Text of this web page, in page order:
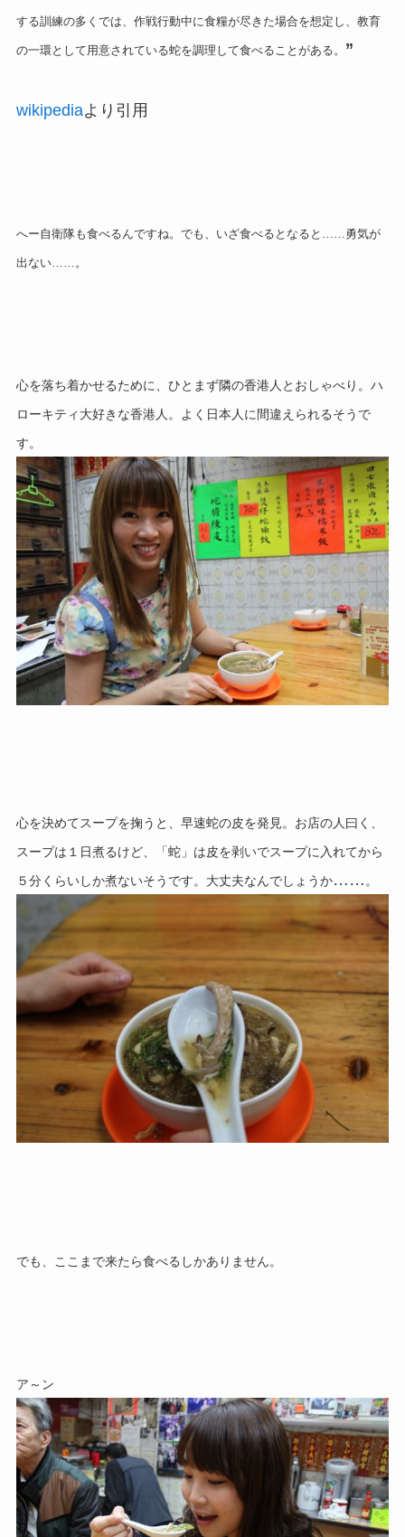
する訓練の多くでは、作戦行動中に食糧が尽きた場合を想定し、教育
の一環として用意されている蛇を調理して食べることがある。 ”
wikipediaより引用
へー自衛隊も食べるんですね。でも、いざ食べるとなると……勇気が
出ない……。
心を落ち着かせるために、ひとまず隣の香港人とおしゃべり。 ハ
ローキティ大好きな香港人。よく日本人に間違えられるそうで
す。
心を決めてスープを掬うと、早速蛇の皮を発見。 お店の人曰く、
スープは１日煮るけど、「蛇」は皮を剥いでスープに入れてから
５分くらいしか煮ないそうです。 大丈夫なんでしょうか……。
でも、ここまで来たら食べるしかありません。
ア～ン